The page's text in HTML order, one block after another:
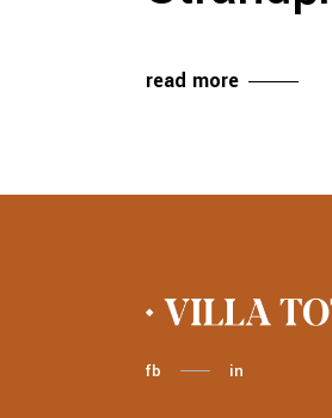
read more
fb in